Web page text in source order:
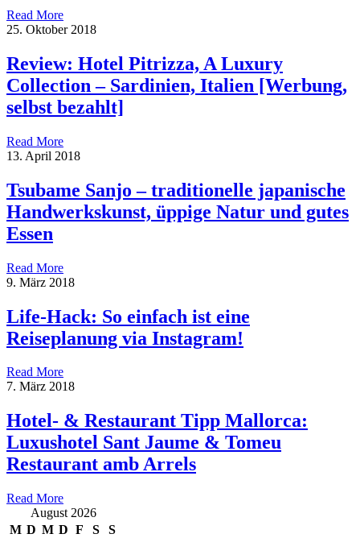
Read More
25. Oktober 2018
Review: Hotel Pitrizza, A Luxury
Collection – Sardinien, Italien [Werbung,
selbst bezahlt]
Read More
13. April 2018
Tsubame Sanjo – traditionelle japanische
Handwerkskunst, üppige Natur und gutes
Essen
Read More
9. März 2018
Life-Hack: So einfach ist eine
Reiseplanung via Instagram!
Read More
7. März 2018
Hotel- & Restaurant Tipp Mallorca:
Luxushotel Sant Jaume & Tomeu
Restaurant amb Arrels
Read More
August 2026
M D M D F S
S